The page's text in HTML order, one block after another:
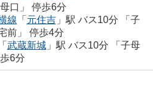
口」 停歩6分
線 「 元住吉」駅 バス10分 「子
前」 停歩4分
「 武蔵新城」駅 バス10分 「子母
6分